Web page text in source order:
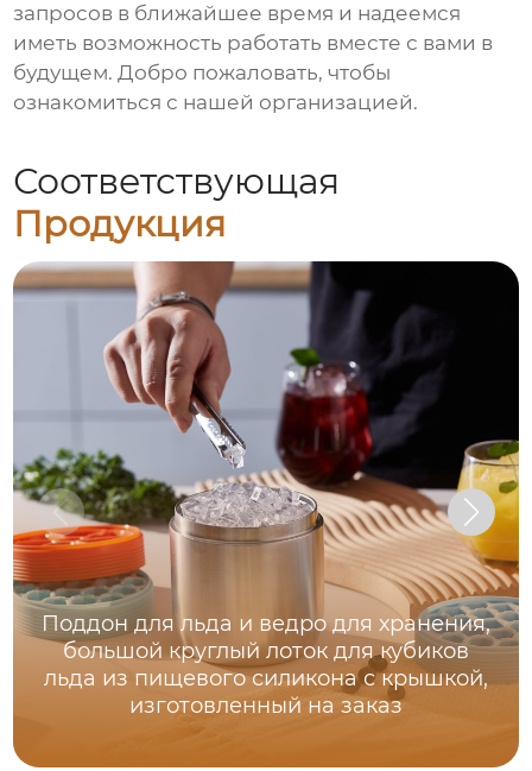
запросов в ближайшее время и надеемся
иметь возможность работать вместе с вами в
будущем. Добро пожаловать, чтобы
ознакомиться с нашей организацией.
Соответствующая
Продукция
Поддон для льда и ведро для хранения,
большой круглый лоток для кубиков
льда из пищевого силикона с крышкой,
изготовленный на заказ